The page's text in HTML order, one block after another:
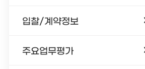
입찰/계약정보
주요업무평가